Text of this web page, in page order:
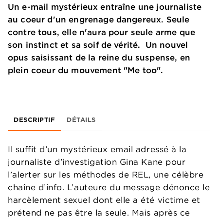
Un e-mail mystérieux entraîne une journaliste
au coeur d'un engrenage dangereux. Seule
contre tous, elle n'aura pour seule arme que
son instinct et sa soif de vérité. Un nouvel
opus saisissant de la reine du suspense, en
plein coeur du mouvement "Me too".
DESCRIPTIF DÉTAILS
Il suffit d’un mystérieux email adressé à la
journaliste d’investigation Gina Kane pour
l’alerter sur les méthodes de REL, une célèbre
chaîne d’info. L’auteure du message dénonce le
harcèlement sexuel dont elle a été victime et
prétend ne pas être la seule. Mais après ce